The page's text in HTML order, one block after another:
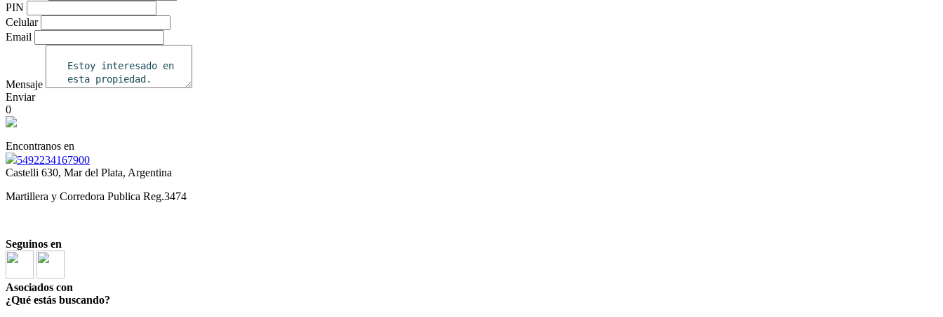
PIN
Celular
Email
Mensaje
Enviar
0
Encontranos en
5492234167900
Castelli 630, Mar del Plata, Argentina
Martillera y Corredora Publica Reg.3474
Seguinos en
Asociados con
¿Qué estás buscando?